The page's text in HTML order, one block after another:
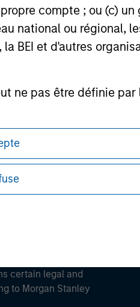
compte ; ou (c)
national ou régional,
la BEI et d'autres
ne pas être définie
the strategy, including
certain legal and
to Morgan Stanley